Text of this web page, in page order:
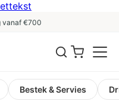
€700
Bestek & Servies